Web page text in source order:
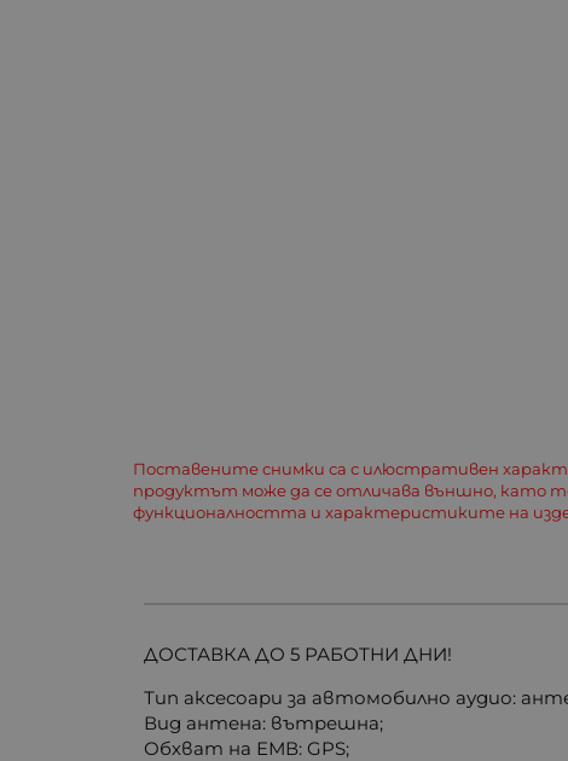
Поставените снимки са с илюстративен
продуктът може да се отличава външно, като
функционалността и характеристиките на
ДОСТАВКА ДО 5 РАБОТНИ ДНИ!
Тип аксесоари за автомобилно аудио:
Вид антена: вътрешна;
Обхват на ЕМВ: GPS;